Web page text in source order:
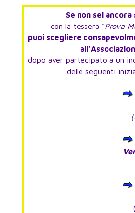
Se non sei ancora
con la tessera “Prova
puoi scegliere
dopo aver partecipato a un
delle seguenti
(
(